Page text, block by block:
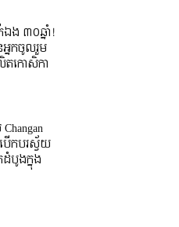
ឯង ៣០ឆ្នាំ!
នកចូលរួម
តកោសិកា
ើកបរស្វ័យ
បូងក្នុង